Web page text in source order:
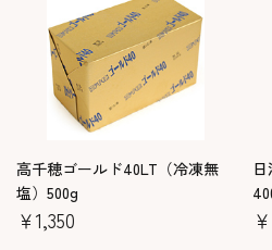
高千穂ゴールド40LT（冷凍無
塩）500g
￥1,350